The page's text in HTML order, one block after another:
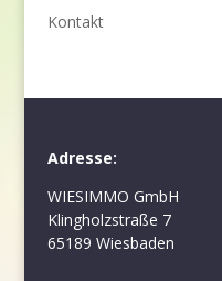
Kontakt
Adresse:
WIESIMMO GmbH
Klingholzstraße 7
65189 Wiesbaden